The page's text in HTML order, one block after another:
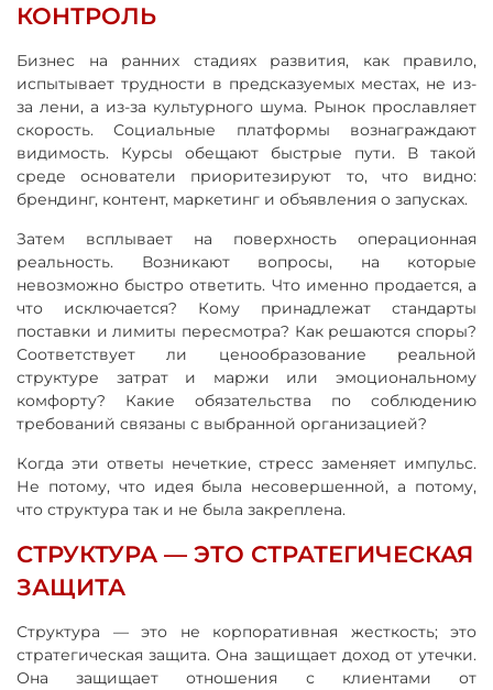
КОНТРОЛЬ
Бизнес на ранних стадиях развития, как правило,
испытывает трудности в предсказуемых местах, не из-
за лени, а из-за культурного шума. Рынок прославляет
скорость. Социальные платформы вознаграждают
видимость. Курсы обещают быстрые пути. В такой
среде основатели приоритезируют то, что видно:
брендинг, контент, маркетинг и объявления о запусках.
Затем всплывает на поверхность операционная
реальность. Возникают вопросы, на которые
невозможно быстро ответить. Что именно продается, а
что исключается? Кому принадлежат стандарты
поставки и лимиты пересмотра? Как решаются споры?
Соответствует ли ценообразование реальной
структуре затрат и маржи или эмоциональному
комфорту? Какие обязательства по соблюдению
требований связаны с выбранной организацией?
Когда эти ответы нечеткие, стресс заменяет импульс.
Не потому, что идея была несовершенной, а потому,
что структура так и не была закреплена.
СТРУКТУРА — ЭТО СТРАТЕГИЧЕСКАЯ
ЗАЩИТА
Структура — это не корпоративная жесткость; это
стратегическая защита. Она защищает доход от утечки.
Она защищает отношения с клиентами от